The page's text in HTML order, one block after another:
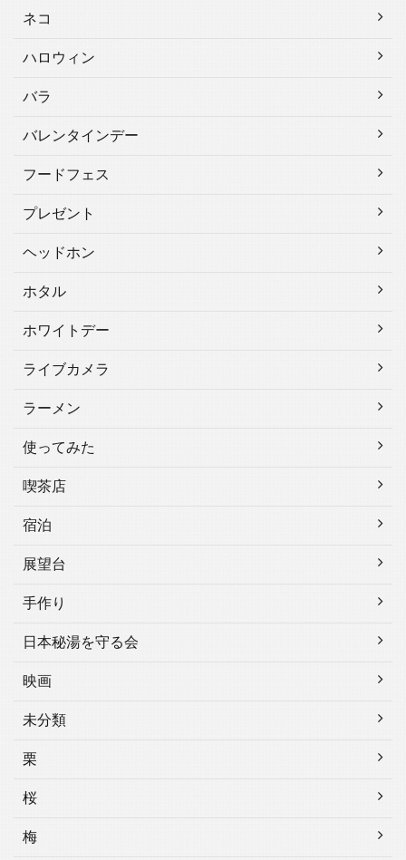
ネコ
ハロウィン
バラ
バレンタインデー
フードフェス
プレゼント
ヘッドホン
ホタル
ホワイトデー
ライブカメラ
ラーメン
使ってみた
喫茶店
宿泊
展望台
手作り
日本秘湯を守る会
映画
未分類
栗
桜
梅